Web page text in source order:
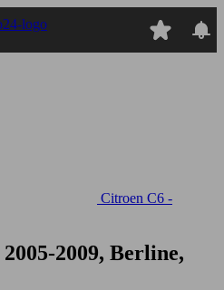
Citroen C6 -
2005-2009, Berline,